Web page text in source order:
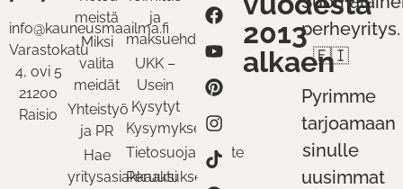
info@kauneusmaailma.fi
Varastokatu
4, ovi 5
21200
Raisio
meistä
Miksi
valita
meidät
Yhteistyö
ja PR
Hae
yritysasiakkaaksi
ja
maksuehdot
UKK –
Usein
Kysytyt
Kysymykset
Tietosuojaseloste
Peruutukset
2013
alkaen
perheyritys.
🇫🇮
Pyrimme
tarjoamaan
sinulle
uusimmat